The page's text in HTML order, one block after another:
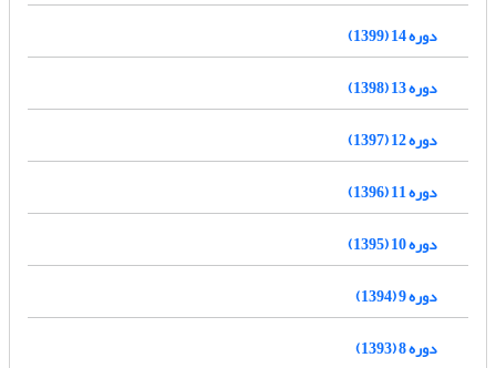
دوره 14 (1399)
دوره 13 (1398)
دوره 12 (1397)
دوره 11 (1396)
دوره 10 (1395)
دوره 9 (1394)
دوره 8 (1393)